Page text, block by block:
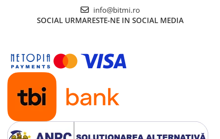
info@bitmi.ro
SOCIAL URMARESTE-NE IN SOCIAL MEDIA